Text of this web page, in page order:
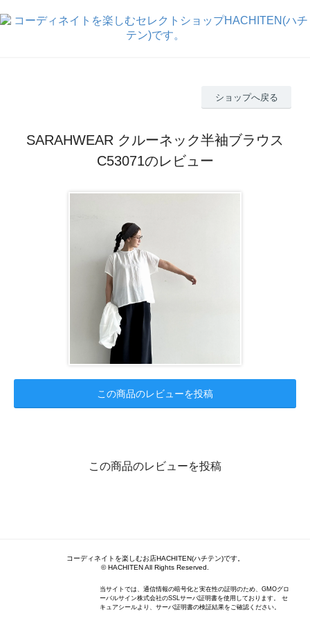
ショップへ戻る
SARAHWEAR クルーネック半袖ブラウス
C53071のレビュー
この商品のレビューを投稿
この商品のレビューを投稿
コーディネイトを楽しむお店HACHITEN(ハチテン)です。
© HACHITEN All Rights Reserved.
当サイトでは、通信情報の暗号化と実在性の証明のため、GMOグロ
ーバルサイン株式会社のSSLサーバ証明書を使用しております。 セ
キュアシールより、サーバ証明書の検証結果をご確認ください。